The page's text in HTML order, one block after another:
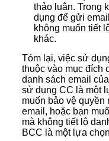
thảo luận. Trong
dụng để gửi
không muốn tiết
khác.
Tóm lại, việc sử
thuộc vào mục đích
danh sách email
sử dụng CC là một
muốn bảo vệ
email, hoặc bạn
mà không tiết lộ
BCC là một lựa